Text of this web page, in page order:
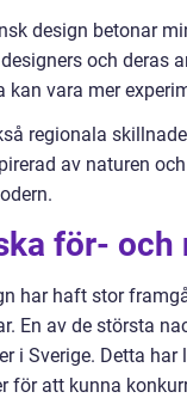
design betonar
och deras
kan vara mer
regionala
av naturen
för- och
har haft stor
En av de största
i Sverige. Detta
för att kunna